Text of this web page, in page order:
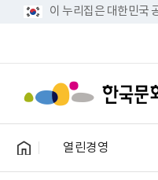
이 누리집은 대한민국
열린경영